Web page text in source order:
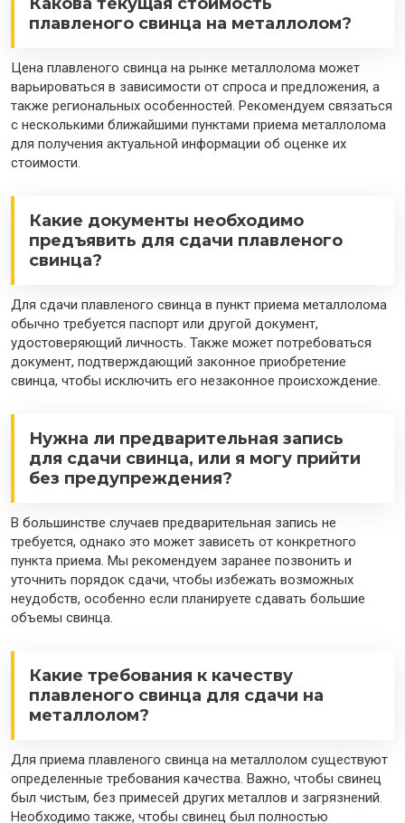
плавленого свинца на металлолом?
Цена плавленого свинца на рынке металлолома может
варьироваться в зависимости от спроса и предложения, а
также региональных особенностей. Рекомендуем связаться
с несколькими ближайшими пунктами приема металлолома
для получения актуальной информации об оценке их
стоимости.
Какие документы необходимо
предъявить для сдачи плавленого
свинца?
Для сдачи плавленого свинца в пункт приема металлолома
обычно требуется паспорт или другой документ,
удостоверяющий личность. Также может потребоваться
документ, подтверждающий законное приобретение
свинца, чтобы исключить его незаконное происхождение.
Нужна ли предварительная запись
для сдачи свинца, или я могу прийти
без предупреждения?
В большинстве случаев предварительная запись не
требуется, однако это может зависеть от конкретного
пункта приема. Мы рекомендуем заранее позвонить и
уточнить порядок сдачи, чтобы избежать возможных
неудобств, особенно если планируете сдавать большие
объемы свинца.
Какие требования к качеству
плавленого свинца для сдачи на
металлолом?
Для приема плавленого свинца на металлолом существуют
определенные требования качества. Важно, чтобы свинец
был чистым, без примесей других металлов и загрязнений.
Необходимо также, чтобы свинец был полностью